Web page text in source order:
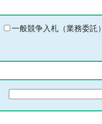
一般競争入札（業務委託）